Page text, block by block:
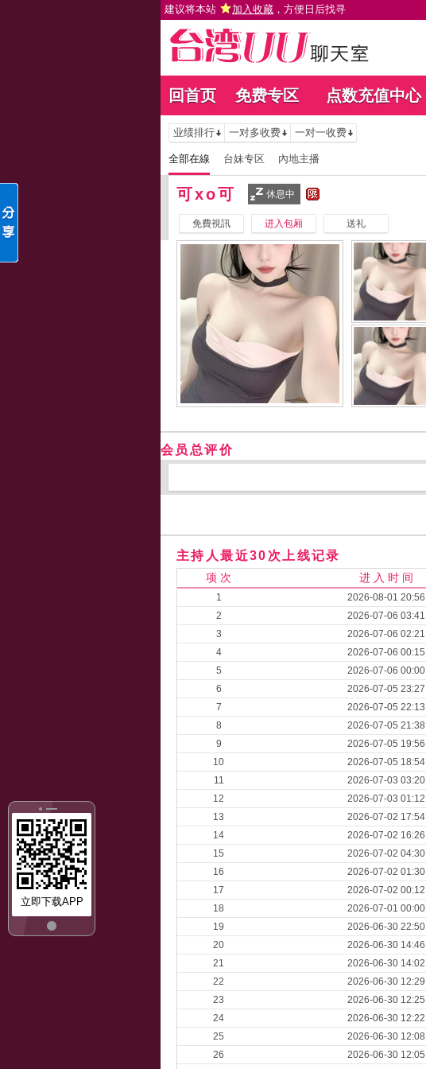
建议将本站 加入收藏 ，方便日后找寻
回首页 免费专区 点数充值中心
立即下载APP
业绩排行 一对多收费 一对一收费
全部在線 台妹专区 內地主播
可xo可 休息中
免費視訊 进入包厢 送礼
会员总评价
主持人最近30次上线记录
项 次 进 入 时 间
1 2026-08-01 20:56
2
2026-07-06 03:41
3
2026-07-06 02:21
4
2026-07-06 00:15
5
2026-07-06 00:00
6
2026-07-05 23:27
7
2026-07-05 22:13
8
2026-07-05 21:38
9
2026-07-05 19:56
10
2026-07-05 18:54
11
2026-07-03 03:20
12
2026-07-03 01:12
13
2026-07-02 17:54
14
2026-07-02 16:26
15
2026-07-02 04:30
16
2026-07-02 01:30
17
2026-07-02 00:12
18
2026-07-01 00:00
19
2026-06-30 22:50
20
2026-06-30 14:46
21
2026-06-30 14:02
22
2026-06-30 12:29
23
2026-06-30 12:25
24
2026-06-30 12:22
25
2026-06-30 12:08
26
2026-06-30 12:05